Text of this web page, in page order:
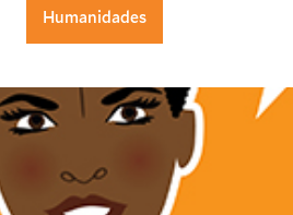
Humanidades